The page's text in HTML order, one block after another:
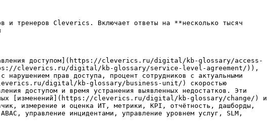
и тренеров Cleverics. Включает ответы на **несколько тысяч
доступом](https://cleverics.ru/digital/kb-glossary/access-
cleverics.ru/digital/kb-glossary/service-level-agreement/)),
прав доступа, процент сотрудников с актуальными
cleverics.ru/digital/kb-glossary/business-unit/) скоростью
доступом и время устранения выявленных недостатков. Эти
[изменений](https://cleverics.ru/digital/kb-glossary/change/) и
измерение и оценка ИТ, метрики, KPI, отчётность, дашборды,
управление инцидентами, управление уровнем услуг, SLM,